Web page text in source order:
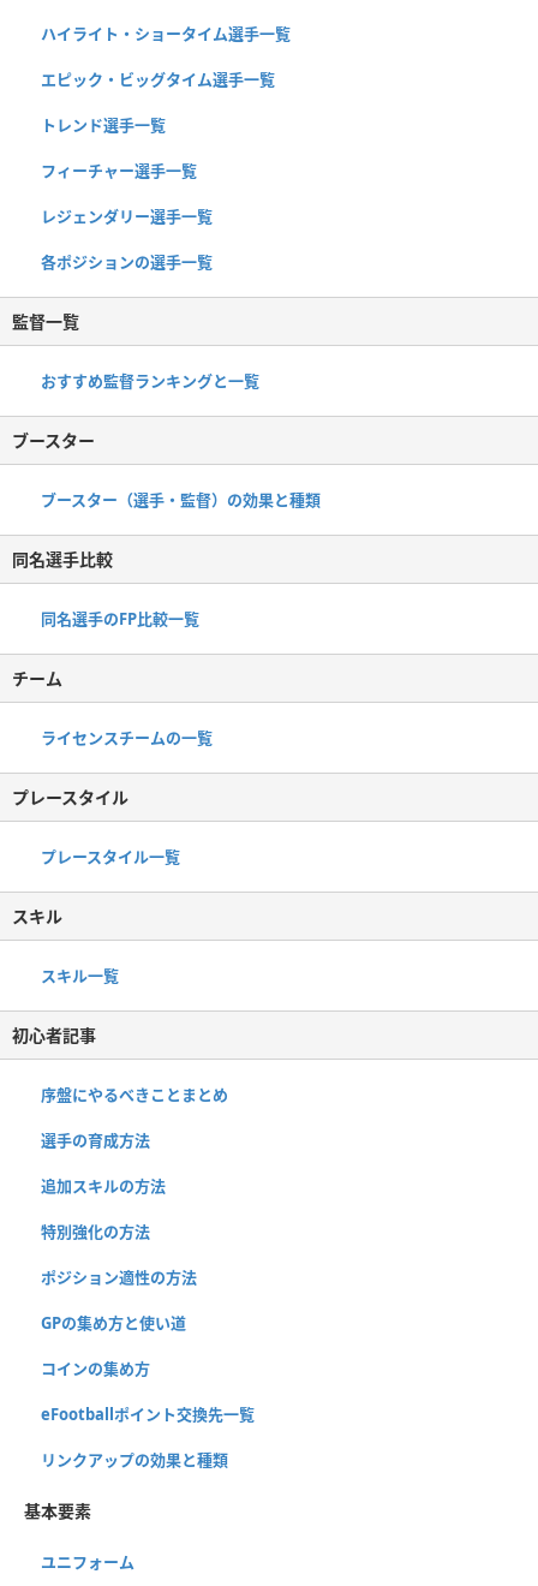
ハイライト・ショータイム選手一覧
エピック・ビッグタイム選手一覧
トレンド選手一覧
フィーチャー選手一覧
レジェンダリー選手一覧
各ポジションの選手一覧
監督一覧
おすすめ監督ランキングと一覧
ブースター
ブースター（選手・監督）の効果と種類
同名選手比較
同名選手のFP比較一覧
チーム
ライセンスチームの一覧
プレースタイル
プレースタイル一覧
スキル
スキル一覧
初心者記事
序盤にやるべきことまとめ
選手の育成方法
追加スキルの方法
特別強化の方法
ポジション適性の方法
GPの集め方と使い道
コインの集め方
eFootballポイント交換先一覧
リンクアップの効果と種類
基本要素
ユニフォーム